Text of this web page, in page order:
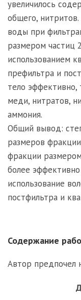
увеличилось
общего,
воды при
размером частиц
использованием
префильтра и
тело эффективно,
меди, нитратов,
аммония.
Общий вывод:
размеров
фракции
более
использование
постфильтра и
Содержание
Автор предпочел